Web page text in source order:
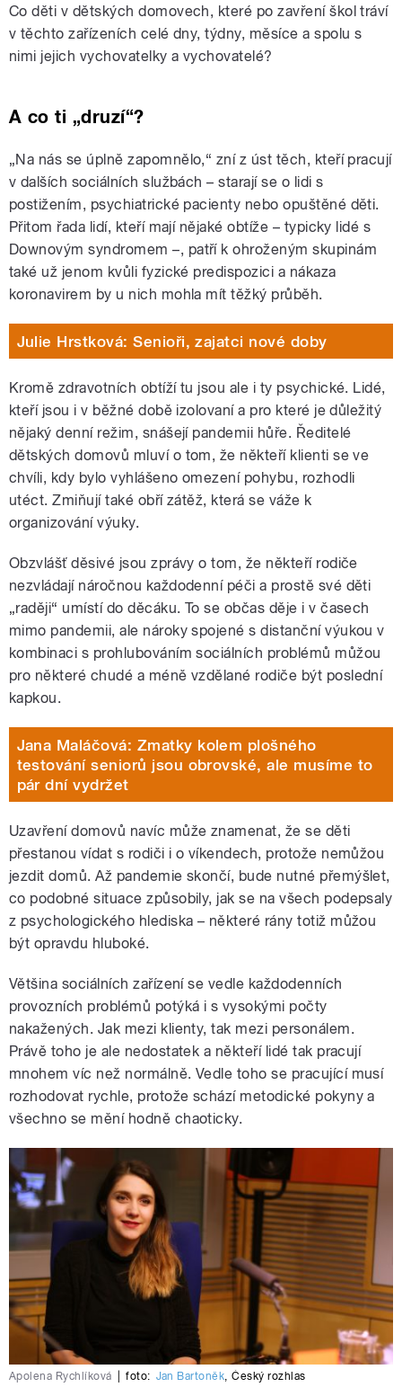
Co děti v dětských domovech, které po zavření škol tráví
v těchto zařízeních celé dny, týdny, měsíce a spolu s
nimi jejich vychovatelky a vychovatelé?
A co ti „druzí“?
„Na nás se úplně zapomnělo,“ zní z úst těch, kteří pracují
v dalších sociálních službách – starají se o lidi s
postižením, psychiatrické pacienty nebo opuštěné děti.
Přitom řada lidí, kteří mají nějaké obtíže – typicky lidé s
Downovým syndromem –, patří k ohroženým skupinám
také už jenom kvůli fyzické predispozici a nákaza
koronavirem by u nich mohla mít těžký průběh.
Julie Hrstková: Senioři, zajatci nové doby
Kromě zdravotních obtíží tu jsou ale i ty psychické. Lidé,
kteří jsou i v běžné době izolovaní a pro které je důležitý
nějaký denní režim, snášejí pandemii hůře. Ředitelé
dětských domovů mluví o tom, že někteří klienti se ve
chvíli, kdy bylo vyhlášeno omezení pohybu, rozhodli
utéct. Zmiňují také obří zátěž, která se váže k
organizování výuky.
Obzvlášť děsivé jsou zprávy o tom, že někteří rodiče
nezvládají náročnou každodenní péči a prostě své děti
„raději“ umístí do děcáku. To se občas děje i v časech
mimo pandemii, ale nároky spojené s distanční výukou v
kombinaci s prohlubováním sociálních problémů můžou
pro některé chudé a méně vzdělané rodiče být poslední
kapkou.
Jana Maláčová: Zmatky kolem plošného
testování seniorů jsou obrovské, ale musíme to
pár dní vydržet
Uzavření domovů navíc může znamenat, že se děti
přestanou vídat s rodiči i o víkendech, protože nemůžou
jezdit domů. Až pandemie skončí, bude nutné přemýšlet,
co podobné situace způsobily, jak se na všech podepsaly
z psychologického hlediska – některé rány totiž můžou
být opravdu hluboké.
Většina sociálních zařízení se vedle každodenních
provozních problémů potýká i s vysokými počty
nakažených. Jak mezi klienty, tak mezi personálem.
Právě toho je ale nedostatek a někteří lidé tak pracují
mnohem víc než normálně. Vedle toho se pracující musí
rozhodovat rychle, protože schází metodické pokyny a
všechno se mění hodně chaoticky.
Apolena Rychlíková foto: Jan Bartoněk,Český rozhlas